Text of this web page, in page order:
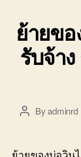
ย้ายข
รับจ้า
PostByadminrd